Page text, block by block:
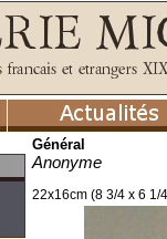
Général
Anonyme
22x16cm (8 3/4 x 6 1/